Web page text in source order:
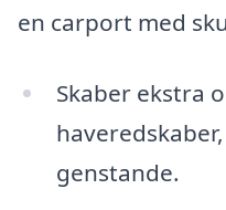
en carport med
Skaber ekstra
genstande.